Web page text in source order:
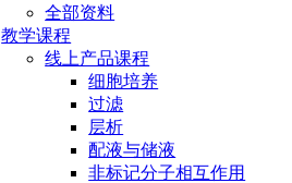
全部资料
教学课程
线上产品课程
细胞培养
过滤
层析
配液与储液
非标记分子相互作用